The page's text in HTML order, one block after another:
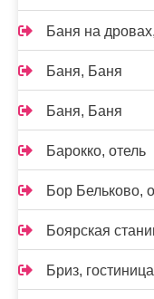
Баня на
Баня, Баня
Баня, Баня
Барокко, отель
Бор Бельково,
Боярская
Бриз, гостиница